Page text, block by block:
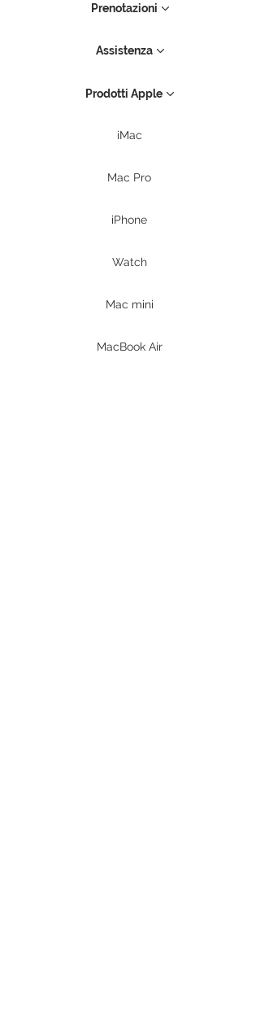
Prenotazioni
Assistenza
Prodotti Apple
iMac
Mac Pro
iPhone
Watch
Mac mini
MacBook Air